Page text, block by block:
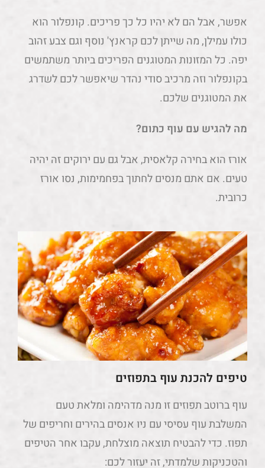
אפשר, אבל הם לא יהיו כל כך פריכים. קונפלור הוא
כולו עמילן, מה שייתן לכם קראנץ' נוסף וגם צבע זהוב
יפה. כל המזונות המטוגנים הפריכים ביותר משתמשים
בקונפלור וזה מרכיב סודי נהדר שיאפשר לכם לשדרג
את המטוגנים שלכם.
מה להגיש עם עוף כתום?
אורז הוא בחירה קלאסית, אבל גם עם ירוקים זה יהיה
טעים. אם אתם מנסים לחתוך בפחמימות, נסו אורז
כרובית.
טיפים להכנת עוף בתפוזים
עוף ברוטב תפוזים זו מנה מדהימה ומלאת טעם
המשלבת עוף עסיסי עם ניו אנסים בהירים וחריפים של
תפוז. כדי להבטיח תוצאה מוצלחת, עקבו אחר הטיפים
והטכניקות שלמדתי, זה יעזור לכם: